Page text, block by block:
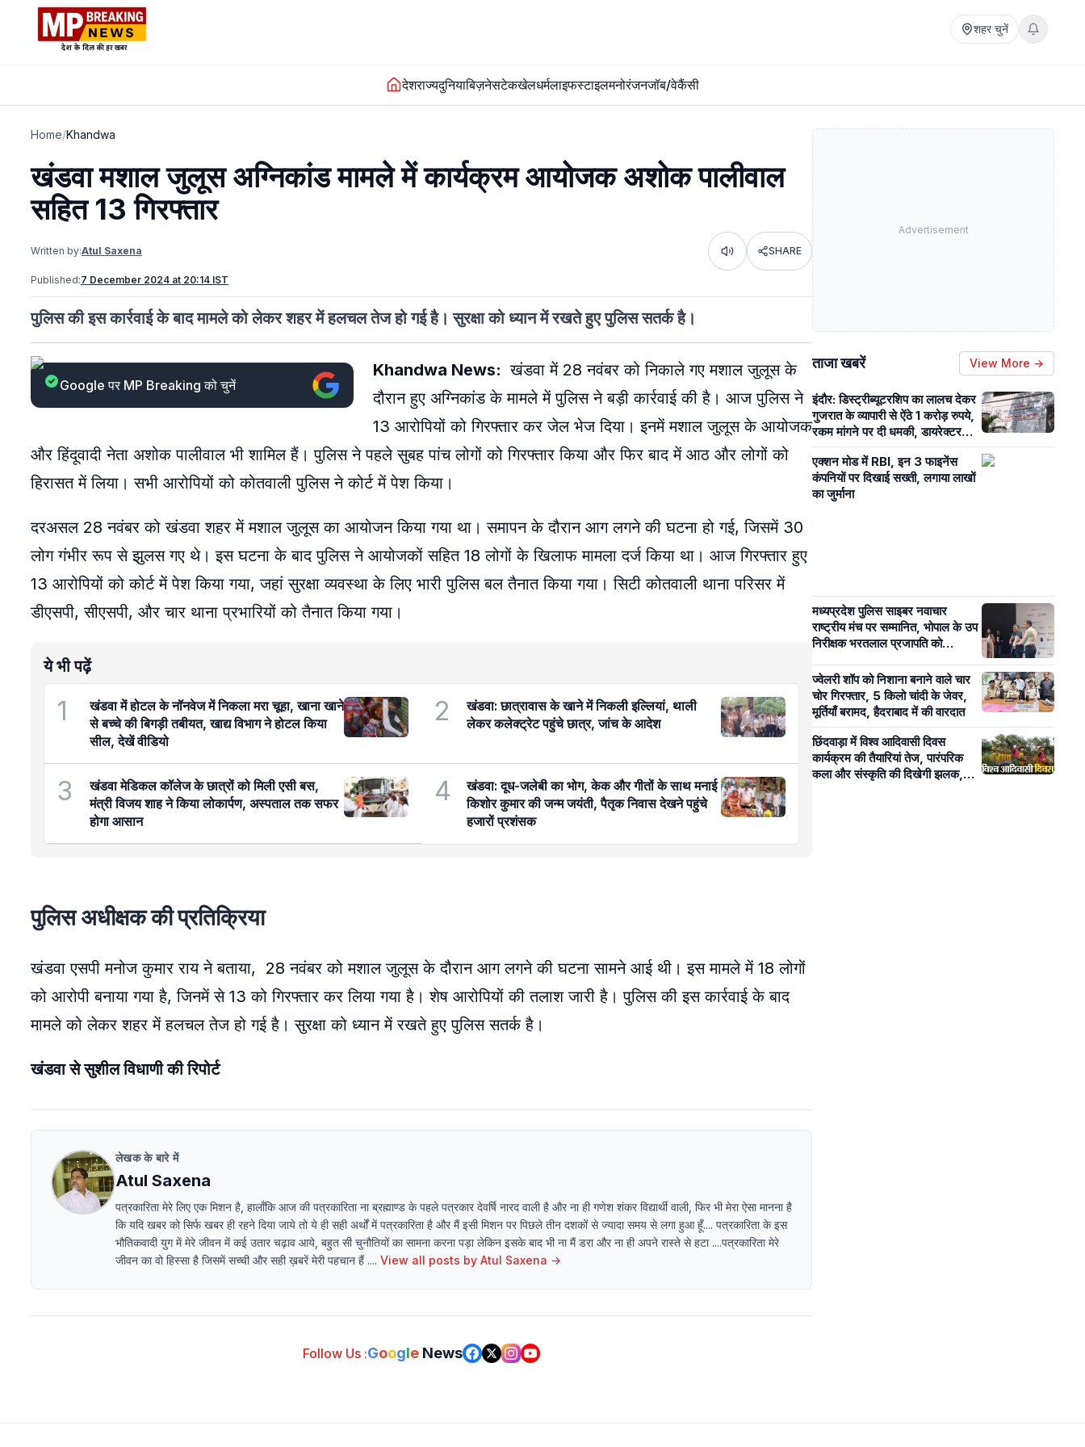
शहर चुनें
देशराज्यदुनियाबिज़नेसटेकखेलधर्मलाइफस्टाइलमनोरंजनजॉब/वेकैंसी
Home/Khandwa
खंडवा मशाल जुलूस अग्निकांड मामले में कार्यक्रम आयोजक अशोक पालीवाल
सहित 13 गिरफ्तार
Written by:Atul Saxena Listen SHARE
Published:7 December 2024 at 20:14 IST
पुलिस की इस कार्रवाई के बाद मामले को लेकर शहर में हलचल तेज हो गई है। सुरक्षा को ध्यान में रखते हुए पुलिस सतर्क है।
Google पर MP Breaking को चुनें
Khandwa News: खंडवा में 28 नवंबर को निकाले गए मशाल जुलूस के
दौरान हुए अग्निकांड के मामले में पुलिस ने बड़ी कार्रवाई की है। आज पुलिस ने
13 आरोपियों को गिरफ्तार कर जेल भेज दिया। इनमें मशाल जुलूस के आयोजक
और हिंदूवादी नेता अशोक पालीवाल भी शामिल हैं। पुलिस ने पहले सुबह पांच लोगों को गिरफ्तार किया और फिर बाद में आठ और लोगों को
हिरासत में लिया। सभी आरोपियों को कोतवाली पुलिस ने कोर्ट में पेश किया।
दरअसल 28 नवंबर को खंडवा शहर में मशाल जुलूस का आयोजन किया गया था। समापन के दौरान आग लगने की घटना हो गई, जिसमें 30
लोग गंभीर रूप से झुलस गए थे। इस घटना के बाद पुलिस ने आयोजकों सहित 18 लोगों के खिलाफ मामला दर्ज किया था। आज गिरफ्तार हुए
13 आरोपियों को कोर्ट में पेश किया गया, जहां सुरक्षा व्यवस्था के लिए भारी पुलिस बल तैनात किया गया। सिटी कोतवाली थाना परिसर में
डीएसपी, सीएसपी, और चार थाना प्रभारियों को तैनात किया गया।
ये भी पढ़ें
1
खंडवा में होटल के नॉनवेज में निकला मरा चूहा, खाना खाने
से बच्चे की बिगड़ी तबीयत, खाद्य विभाग ने होटल किया
सील, देखें वीडियो
2
खंडवा: छात्रावास के खाने में निकली इल्लियां, थाली
लेकर कलेक्ट्रेट पहुंचे छात्र, जांच के आदेश
3
खंडवा मेडिकल कॉलेज के छात्रों को मिली एसी बस,
मंत्री विजय शाह ने किया लोकार्पण, अस्पताल तक सफर
होगा आसान
4
खंडवा: दूध-जलेबी का भोग, केक और गीतों के साथ मनाई
किशोर कुमार की जन्म जयंती, पैतृक निवास देखने पहुंचे
हजारों प्रशंसक
पुलिस अधीक्षक की प्रतिक्रिया
खंडवा एसपी मनोज कुमार राय ने बताया, 28 नवंबर को मशाल जुलूस के दौरान आग लगने की घटना सामने आई थी। इस मामले में 18 लोगों
को आरोपी बनाया गया है, जिनमें से 13 को गिरफ्तार कर लिया गया है। शेष आरोपियों की तलाश जारी है। पुलिस की इस कार्रवाई के बाद
मामले को लेकर शहर में हलचल तेज हो गई है। सुरक्षा को ध्यान में रखते हुए पुलिस सतर्क है।
खंडवा से सुशील विधाणी की रिपोर्ट
लेखक के बारे में
Atul Saxena
पत्रकारिता मेरे लिए एक मिशन है, हालाँकि आज की पत्रकारिता ना ब्रह्माण्ड के पहले पत्रकार देवर्षि नारद वाली है और ना ही गणेश शंकर विद्यार्थी वाली, फिर भी मेरा ऐसा मानना है
कि यदि खबर को सिर्फ खबर ही रहने दिया जाये तो ये ही सही अर्थों में पत्रकारिता है और मैं इसी मिशन पर पिछले तीन दशकों से ज्यादा समय से लगा हुआ हूँ.... पत्रकारिता के इस
भौतिकवादी युग में मेरे जीवन में कई उतार चढ़ाव आये, बहुत सी चुनौतियों का सामना करना पड़ा लेकिन इसके बाद भी ना मैं डरा और ना ही अपने रास्ते से हटा ....पत्रकारिता मेरे
जीवन का वो हिस्सा है जिसमें सच्ची और सही ख़बरें मेरी पहचान हैं .... View all posts by Atul Saxena →
Follow Us :Google News
Advertisement
ताजा खबरें View More →
इंदौर: डिस्ट्रीब्यूटरशिप का लालच देकर
गुजरात के व्यापारी से ऐंठे 1 करोड़ रुपये,
रकम मांगने पर दी धमकी, डायरेक्टर
गिरफ्तार
एक्शन मोड में RBI, इन 3 फाइनेंस
कंपनियों पर दिखाई सख्ती, लगाया लाखों
का जुर्माना
मध्यप्रदेश पुलिस साइबर नवाचार
राष्ट्रीय मंच पर सम्मानित, भोपाल के उप
निरीक्षक भरतलाल प्रजापति को
Policing’ अवार्ड
ज्वेलरी शॉप को निशाना बनाने वाले चार
चोर गिरफ्तार, 5 किलो चांदी के जेवर,
मूर्तियाँ बरामद, हैदराबाद में की वारदात
छिंदवाड़ा में विश्व आदिवासी दिवस
कार्यक्रम की तैयारियां तेज, पारंपरिक
कला और संस्कृति की दिखेगी झलक,